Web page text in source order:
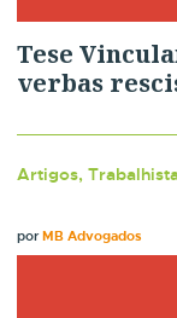
Tese
verbas
Artigos,
porMB Advogados